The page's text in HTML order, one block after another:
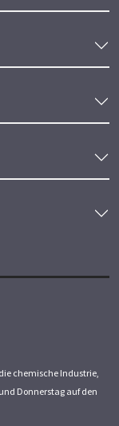
chemische Industrie,
Donnerstag auf den